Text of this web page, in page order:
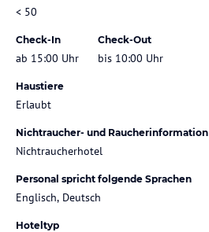
< 50
Check-In
ab 15:00 Uhr
Check-Out
bis 10:00 Uhr
Haustiere
Erlaubt
Nichtraucher- und Raucherinformation
Nichtraucherhotel
Personal spricht folgende Sprachen
Englisch, Deutsch
Hoteltyp